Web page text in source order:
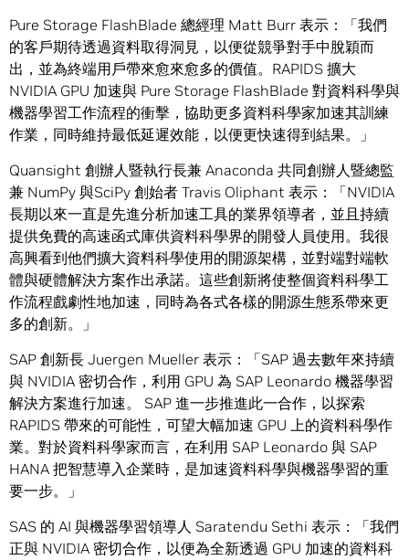
Pure Storage FlashBlade 總經理 Matt Burr 表示：「我們
的客戶期待透過資料取得洞見，以便從競爭對手中脫穎而
出，並為終端用戶帶來愈來愈多的價值。RAPIDS 擴大
NVIDIA GPU 加速與 Pure Storage FlashBlade 對資料科學與
機器學習工作流程的衝擊，協助更多資料科學家加速其訓練
作業，同時維持最低延遲效能，以便更快速得到結果。」
Quansight 創辦人暨執行長兼 Anaconda 共同創辦人暨總監
兼 NumPy 與SciPy 創始者 Travis Oliphant 表示：「NVIDIA
長期以來一直是先進分析加速工具的業界領導者，並且持續
提供免費的高速函式庫供資料科學界的開發人員使用。我很
高興看到他們擴大資料科學使用的開源架構，並對端對端軟
體與硬體解決方案作出承諾。這些創新將使整個資料科學工
作流程戲劇性地加速，同時為各式各樣的開源生態系帶來更
多的創新。」
SAP 創新長 Juergen Mueller 表示：「SAP 過去數年來持續
與 NVIDIA 密切合作，利用 GPU 為 SAP Leonardo 機器學習
解決方案進行加速。 SAP 進一步推進此一合作，以探索
RAPIDS 帶來的可能性，可望大幅加速 GPU 上的資料科學作
業。對於資料科學家而言，在利用 SAP Leonardo 與 SAP
HANA 把智慧導入企業時，是加速資料科學與機器學習的重
要一步。」
SAS 的 AI 與機器學習領導人 Saratendu Sethi 表示：「我們
正與 NVIDIA 密切合作，以便為全新透過 GPU 加速的資料科